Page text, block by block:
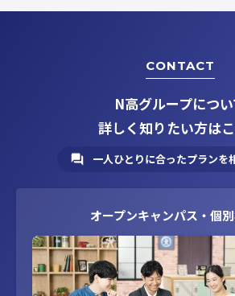
CONTACT
N高グループについ
詳しく知りたい方は
一人ひとりに合ったプランを
オープンキャンパス・個